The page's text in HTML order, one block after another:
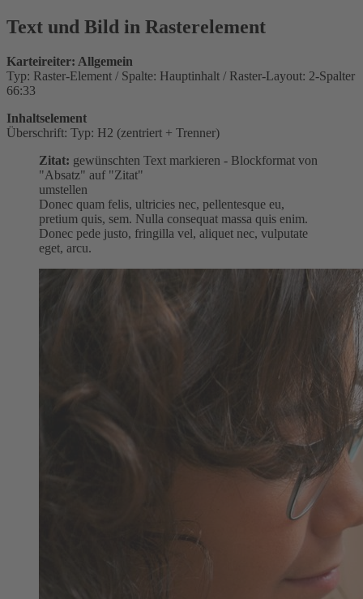
Text und Bild in Rasterelement
Karteireiter: Allgemein
Typ: Raster-Element / Spalte: Hauptinhalt / Raster-Layout: 2-Spalter
66:33
Inhaltselement
Überschrift: Typ: H2 (zentriert + Trenner)
Zitat: gewünschten Text markieren - Blockformat von
"Absatz" auf "Zitat"
umstellen
Donec quam felis, ultricies nec, pellentesque eu,
pretium quis, sem. Nulla consequat massa quis enim.
Donec pede justo, fringilla vel, aliquet nec, vulputate
eget, arcu.